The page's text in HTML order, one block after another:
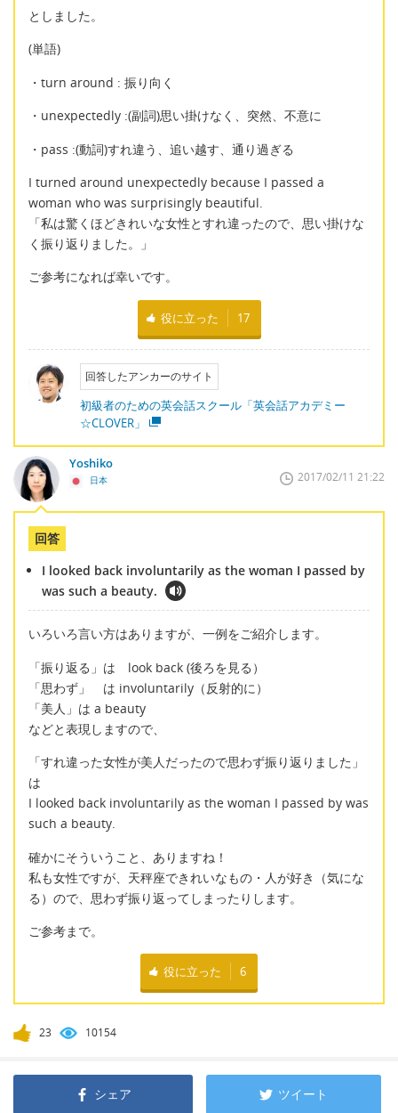
としました。
(単語)
・turn around : 振り向く
・unexpectedly :(副詞)思い掛けなく、突然、不意に
・pass :(動詞)すれ違う、追い越す、通り過ぎる
I turned around unexpectedly because I passed a
woman who was surprisingly beautiful.
「私は驚くほどきれいな女性とすれ違ったので、思い掛けな
く振り返りました。」
ご参考になれば幸いです。
役に立った 17
回答したアンカーのサイト
初級者のための英会話スクール「英会話アカデミー
☆CLOVER」
Yoshiko
日本 2017/02/11 21:22
回答
I looked back involuntarily as the woman I passed by
was such a beauty.
いろいろ言い方はありますが、一例をご紹介します。
「振り返る」は look back (後ろを見る）
「思わず」 は involuntarily（反射的に）
「美人」は a beauty
などと表現しますので、
「すれ違った女性が美人だったので思わず振り返りました」
は
I looked back involuntarily as the woman I passed by was
such a beauty.
確かにそういうこと、ありますね！
私も女性ですが、天秤座できれいなもの・人が好き（気にな
る）ので、思わず振り返ってしまったりします。
ご参考まで。
役に立った 6
23 10154
シェア ツイート